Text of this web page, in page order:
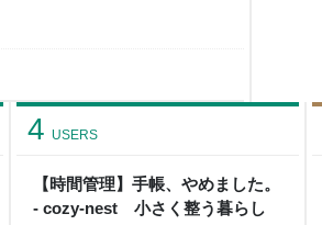
【時間管理】手帳、やめました。
- cozy-nest 小さく整う暮らし
4 USERS